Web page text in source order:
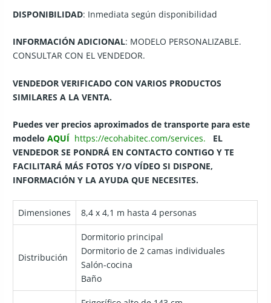
DISPONIBILIDAD: Inmediata según disponibilidad
INFORMACIÓN ADICIONAL: MODELO PERSONALIZABLE.
CONSULTAR CON EL VENDEDOR.
VENDEDOR VERIFICADO CON VARIOS PRODUCTOS
SIMILARES A LA VENTA.
Puedes ver precios aproximados de transporte para este
modeloAQUÍ https://ecohabitec.com/services. EL
VENDEDOR SE PONDRÁ EN CONTACTO CONTIGO Y TE
FACILITARÁ MÁS FOTOS Y/O VÍDEO SI DISPONE,
INFORMACIÓN Y LA AYUDA QUE NECESITES.
Dimensiones 8,4 x 4,1 m hasta 4 personas
Distribución
Dormitorio principal
Dormitorio de 2 camas individuales
Salón-cocina
Baño